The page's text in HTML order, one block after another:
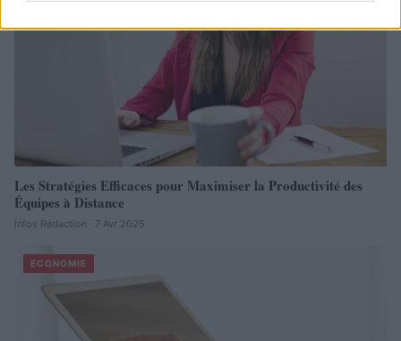
Les Stratégies Efficaces pour Maximiser la Productivité des
Équipes à Distance
Infos Rédaction · 7 Avr 2025
ECONOMIE